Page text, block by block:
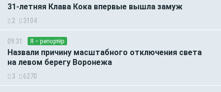
31-летняя Клава Кока впервые вышла замуж
2 3104
09:31 Я – репортёр
Назвали причину масштабного отключения света
на левом берегу Воронежа
3 6270